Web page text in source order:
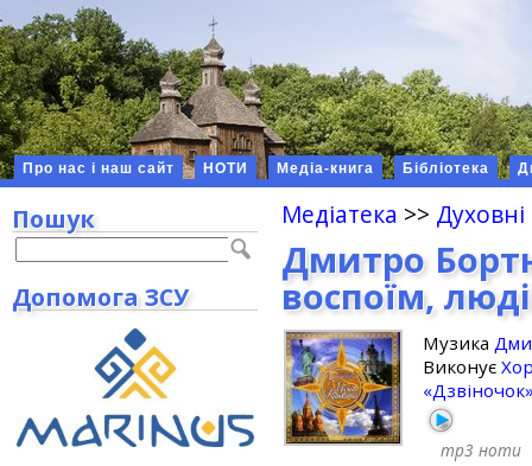
Про нас і наш сайт НОТИ Медіа-книга Бібліотека
Медіатека >>
Дмитро
воспоїм,
Музика
Виконує
mp3 ноти
Пошук
Допомога ЗСУ